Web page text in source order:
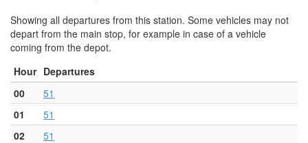
Showing all departures from this station. Some vehicles may not
depart from the main stop, for example in case of a vehicle
coming from the depot.
Hour Departures
00
51
01
51
02
51